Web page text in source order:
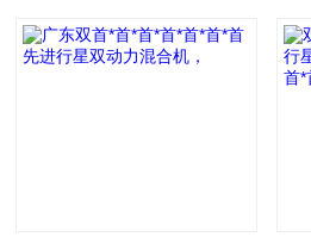
导热油锅炉